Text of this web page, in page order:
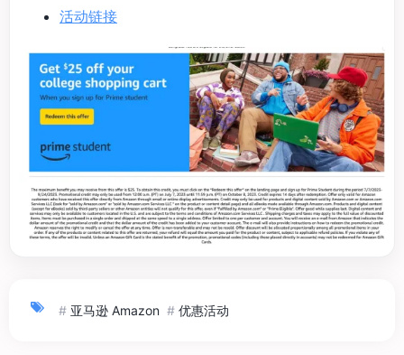
活动链接
# 亚马逊 Amazon # 优惠活动